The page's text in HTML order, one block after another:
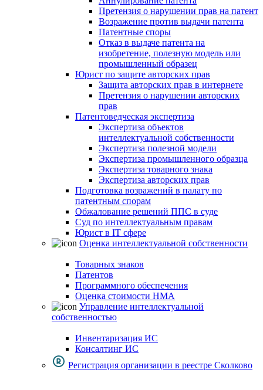
Претензия о нарушении прав на патент
Возражение против выдачи патента
Патентные споры
Отказ в выдаче патента на
изобретение, полезную модель или
промышленный образец
Юрист по защите авторских прав
Защита авторских прав в интернете
Претензия о нарушении авторских
прав
Патентоведческая экспертиза
Экспертиза объектов
интеллектуальной собственности
Экспертиза полезной модели
Экспертиза промышленного образца
Экспертиза товарного знака
Экспертиза авторских прав
Подготовка возражений в палату по
патентным спорам
Обжалование решений ППС в суде
Суд по интеллектуальным правам
Юрист в IT сфере
Оценка интеллектуальной собственности
Товарных знаков
Патентов
Программного обеспечения
Оценка стоимости НМА
Управление интеллектуальной
собственностью
Инвентаризация ИС
Консалтинг ИС
Регистрация организации в реестре Сколково